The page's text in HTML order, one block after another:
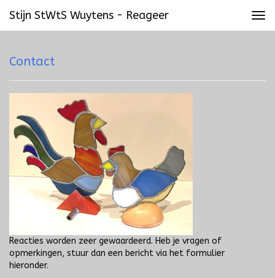
Stijn StWtS Wuytens - Reageer
Contact
Reacties worden zeer gewaardeerd. Heb je vragen of
opmerkingen, stuur dan een bericht via het formulier
hieronder.